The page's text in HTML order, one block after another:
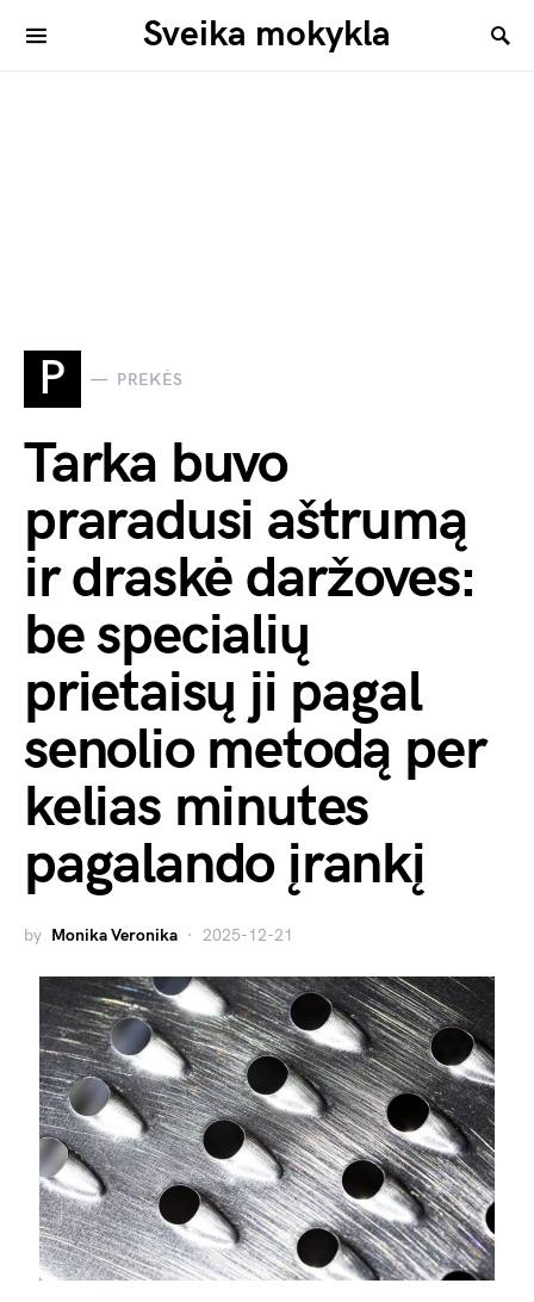
Sveika mokykla
P PREKĖS
Tarka buvo
praradusi aštrumą
ir draskė daržoves:
be specialių
prietaisų ji pagal
senolio metodą per
kelias minutes
pagalando įrankį
by Monika Veronika 2025-12-21